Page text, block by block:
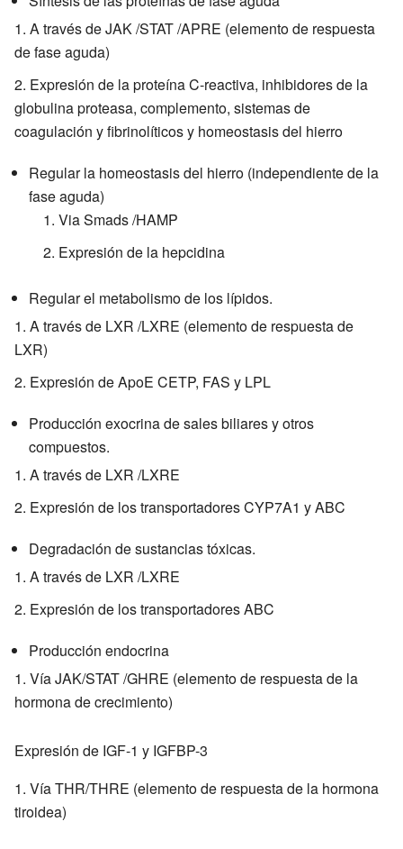
A través de JAK /STAT /APRE (elemento de respuesta
de fase aguda)
Expresión de la proteína C-reactiva, inhibidores de la
globulina proteasa, complemento, sistemas de
coagulación y fibrinolíticos y homeostasis del hierro
Regular la homeostasis del hierro (independiente de la
fase aguda)
Via Smads /HAMP
Expresión de la hepcidina
Regular el metabolismo de los lípidos.
A través de LXR /LXRE (elemento de respuesta de
LXR)
Expresión de ApoE CETP, FAS y LPL
Producción exocrina de sales biliares y otros
compuestos.
A través de LXR /LXRE
Expresión de los transportadores CYP7A1 y ABC
Degradación de sustancias tóxicas.
A través de LXR /LXRE
Expresión de los transportadores ABC
Producción endocrina
Vía JAK/STAT /GHRE (elemento de respuesta de la
hormona de crecimiento)
Expresión de IGF-1 y IGFBP-3
Vía THR/THRE (elemento de respuesta de la hormona
tiroidea)